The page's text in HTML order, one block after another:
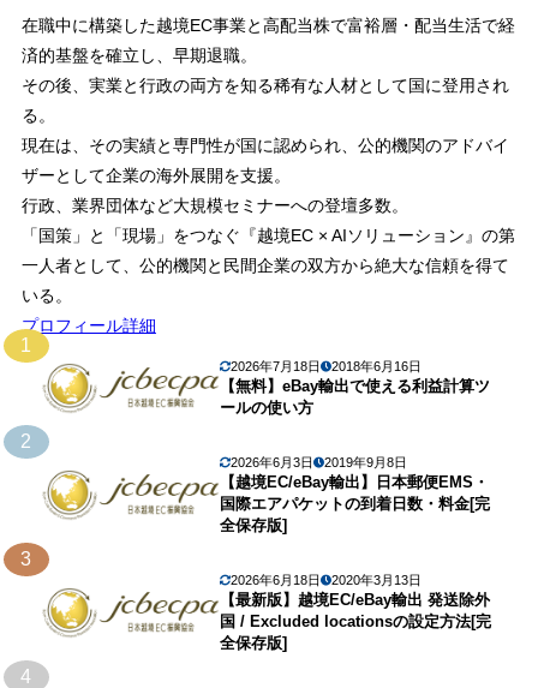
在職中に構築した越境EC事業と高配当株で富裕層・配当生活で経
済的基盤を確立し、早期退職。
その後、実業と行政の両方を知る稀有な人材として国に登用され
る。
現在は、その実績と専門性が国に認められ、公的機関のアドバイ
ザーとして企業の海外展開を支援。
行政、業界団体など大規模セミナーへの登壇多数。
「国策」と「現場」をつなぐ『越境EC × AIソリューション』の第
一人者として、公的機関と民間企業の双方から絶大な信頼を得て
いる。
プロフィール詳細
1
2026年7月18日 2018年6月16日
【無料】eBay輸出で使える利益計算ツ
ールの使い方
2
2026年6月3日 2019年9月8日
【越境EC/eBay輸出】日本郵便EMS・
国際エアパケットの到着日数・料金[完
全保存版]
3
2026年6月18日 2020年3月13日
【最新版】越境EC/eBay輸出 発送除外
国 / Excluded locationsの設定方法[完
全保存版]
4